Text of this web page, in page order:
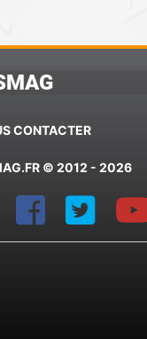
CONTACTER
© 2012 - 2026